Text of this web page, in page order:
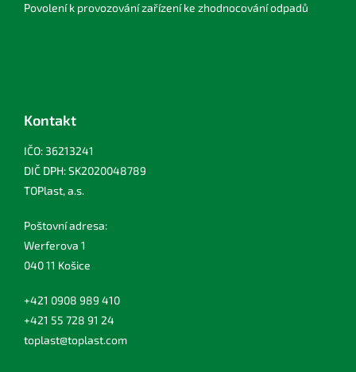
Povolení k provozování zařízení ke zhodnocování odpadů
Kontakt
IČO: 36213241
DIČ DPH: SK2020048789
TOPlast, a.s.
Poštovní adresa:
Werferova 1
040 11 Košice
+421 0908 989 410
+421 55 728 91 24
toplast@toplast.com